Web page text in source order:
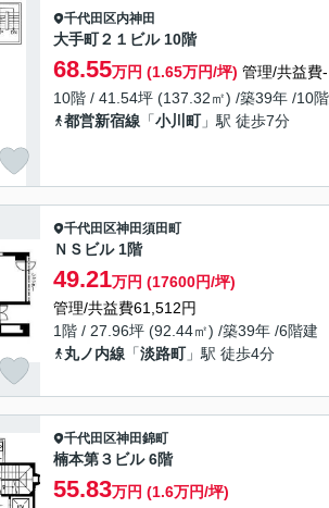
千代田区内神田
大手町２１ビル 10階
68.55万円 (1.65万円/坪) 管理/共益費-
10階 / 41.54坪 (137.32㎡) /築39年 /10
都営新宿線 「小川町」駅 徒歩7分
千代田区神田須田町
ＮＳビル 1階
49.21万円 (17600円/坪)
管理/共益費61,512円
1階 / 27.96坪 (92.44㎡) /築39年 /6階建
丸ノ内線 「淡路町」駅 徒歩4分
千代田区神田錦町
楠本第３ビル 6階
55.83万円 (1.6万円/坪)